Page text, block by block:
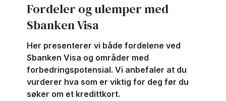
Fordeler og ulemper med
Sbanken Visa
Her presenterer vi både fordelene ved
Sbanken Visa og områder med
forbedringspotensial. Vi anbefaler at du
vurderer hva som er viktig for deg før du
søker om et kredittkort.